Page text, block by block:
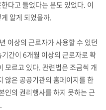
다고 들었다는 분도 있었다. 이
알게 되었을까.
이상의 근로자가 사용할 수 있던
간이 6개월 이상의 근로자로 확
모르고 있다. 관련법은 조금씩 개
않은 공공기관의 홈페이지를 한
인의 권리행사를 하지 못하는 근